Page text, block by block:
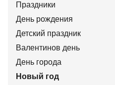
Праздники
День рождения
Детский праздник
Валентинов день
День города
Новый год